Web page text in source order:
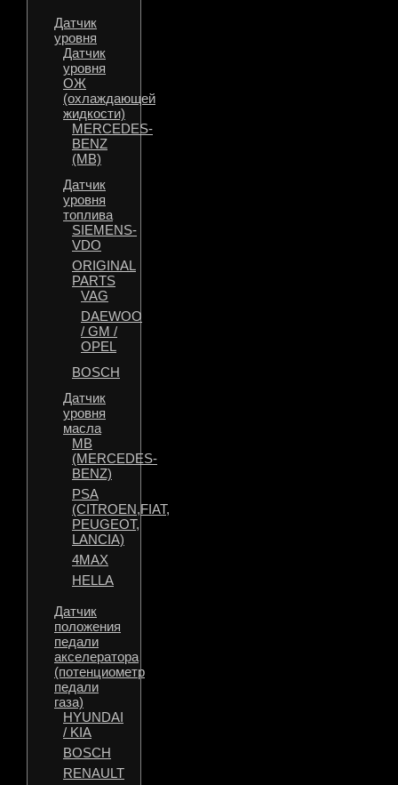
Датчик
уровня
Датчик
уровня
ОЖ
(охлаждающей
жидкости)
MERCEDES-
BENZ
(MB)
Датчик
уровня
топлива
SIEMENS-
VDO
ORIGINAL
PARTS
VAG
DAEWOO
/ GM /
OPEL
BOSCH
Датчик
уровня
масла
MB
(MERCEDES-
BENZ)
PSA
(CITROEN,FIAT,
PEUGEOT,
LANCIA)
4MAX
HELLA
Датчик
положения
педали
акселератора
(потенциометр
педали
газа)
HYUNDAI
/ KIA
BOSCH
RENAULT